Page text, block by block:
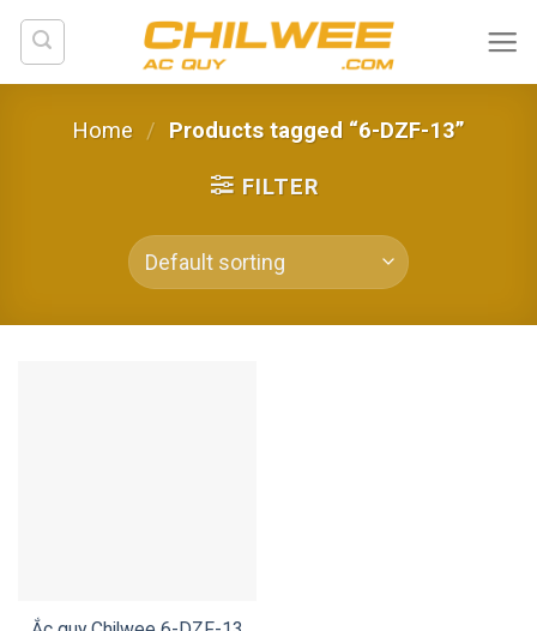
Skip
content
Home / Products tagged “6-DZF-13”
FILTER